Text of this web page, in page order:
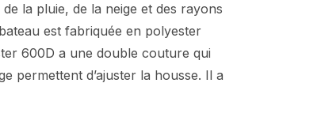
la pluie, de la neige et des rayons
est fabriquée en polyester
600D a une double couture qui
permettent d’ajuster la housse. Il a